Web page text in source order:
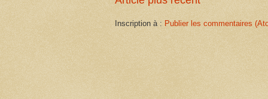
Inscription à : Publier les commentaires